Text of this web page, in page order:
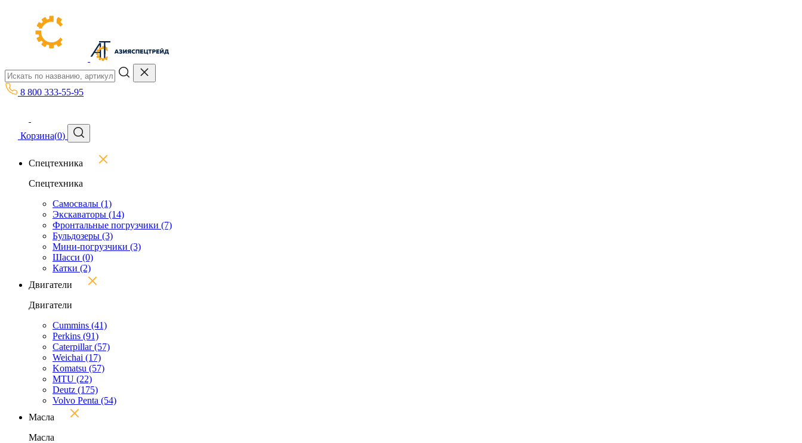
8 800 333-55-95
Корзина(0)
Спецтехника
Спецтехника
Самосвалы (1)
Экскаваторы (14)
Фронтальные погрузчики (7)
Бульдозеры (3)
Мини-погрузчики (3)
Шасси (0)
Катки (2)
Двигатели
Двигатели
Cummins (41)
Perkins (91)
Caterpillar(57)
Weichai (17)
Komatsu (57)
MTU (22)
Deutz (175)
Volvo Penta (54)
Масла
Масла